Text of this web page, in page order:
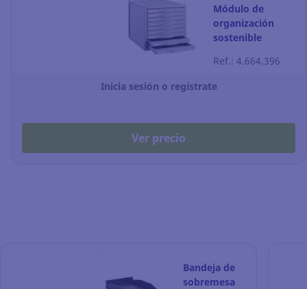
Módulo de
organización
sostenible
Archisystem - 9
Ref.: 4.664.396
Inicia sesión o regístrate
Ver precio
Bandeja de
sobremesa